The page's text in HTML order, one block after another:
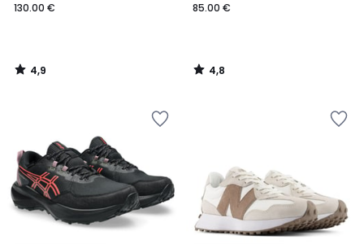
130.00 €
4,9
/
85.00 €
4,8
/